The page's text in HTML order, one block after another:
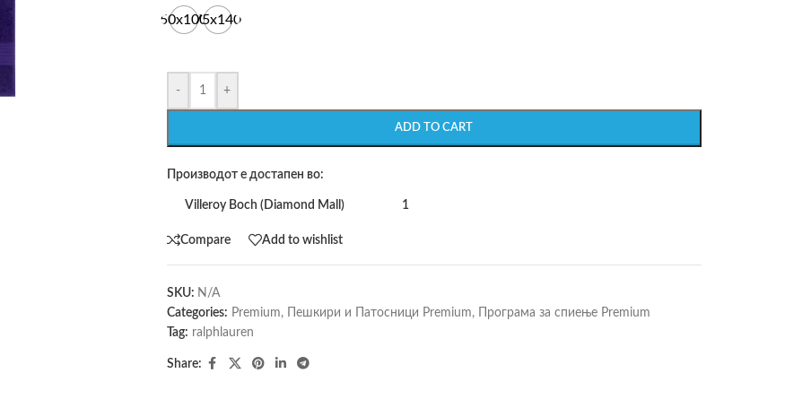
50x10075x140
- +
ADD TO CART
Производот е достапен во:
Villeroy Boch (Diamond Mall) 1
Compare Add to wishlist
SKU: N/A
Categories: Premium, Пешкири и Патосници Premium,
Програма за спиење Premium
Tag: ralphlauren
Share: